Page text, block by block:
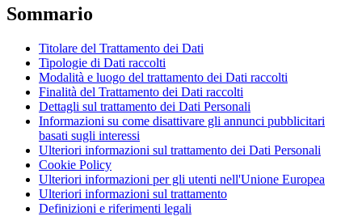
Sommario
Titolare del Trattamento dei Dati
Tipologie di Dati raccolti
Modalità e luogo del trattamento dei Dati raccolti
Finalità del Trattamento dei Dati raccolti
Dettagli sul trattamento dei Dati Personali
Informazioni su come disattivare gli annunci pubblicitari
basati sugli interessi
Ulteriori informazioni sul trattamento dei Dati Personali
Cookie Policy
Ulteriori informazioni per gli utenti nell'Unione Europea
Ulteriori informazioni sul trattamento
Definizioni e riferimenti legali